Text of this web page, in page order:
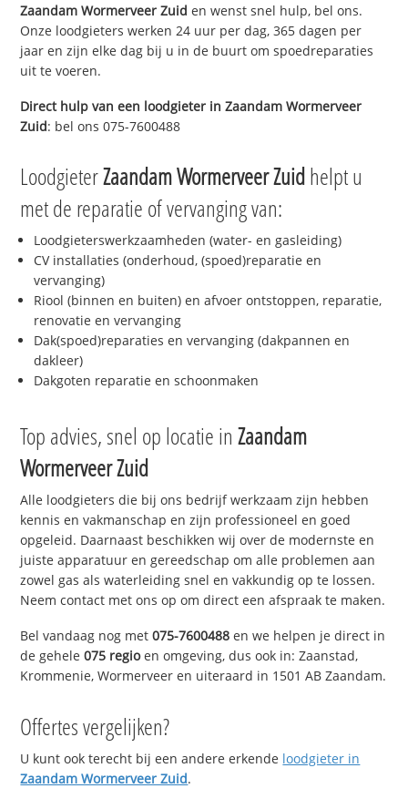
Zaandam Wormerveer Zuid en wenst snel hulp, bel ons.
Onze loodgieters werken 24 uur per dag, 365 dagen per
jaar en zijn elke dag bij u in de buurt om spoedreparaties
uit te voeren.
Direct hulp van een loodgieter inZaandam Wormerveer
Zuid: bel ons 075-7600488
LoodgieterZaandam Wormerveer Zuidhelpt u
met de reparatie of vervanging van:
Loodgieterswerkzaamheden (water- en gasleiding)
CV installaties (onderhoud, (spoed)reparatie en
vervanging)
Riool (binnen en buiten) en afvoer ontstoppen, reparatie,
renovatie en vervanging
Dak(spoed)reparaties en vervanging (dakpannen en
dakleer)
Dakgoten reparatie en schoonmaken
Top advies, snel op locatie inZaandam
Wormerveer Zuid
Alle loodgieters die bij ons bedrijf werkzaam zijn hebben
kennis en vakmanschap en zijn professioneel en goed
opgeleid. Daarnaast beschikken wij over de modernste en
juiste apparatuur en gereedschap om alle problemen aan
zowel gas als waterleiding snel en vakkundig op te lossen.
Neem contact met ons op om direct een afspraak te maken.
Bel vandaag nog met075-7600488 en we helpen je direct in
de gehele075 regioen omgeving, dus ook in: Zaanstad,
Krommenie, Wormerveer en uiteraard in 1501 AB Zaandam.
Offertes vergelijken?
U kunt ook terecht bij een andere erkende loodgieter in
Zaandam Wormerveer Zuid.